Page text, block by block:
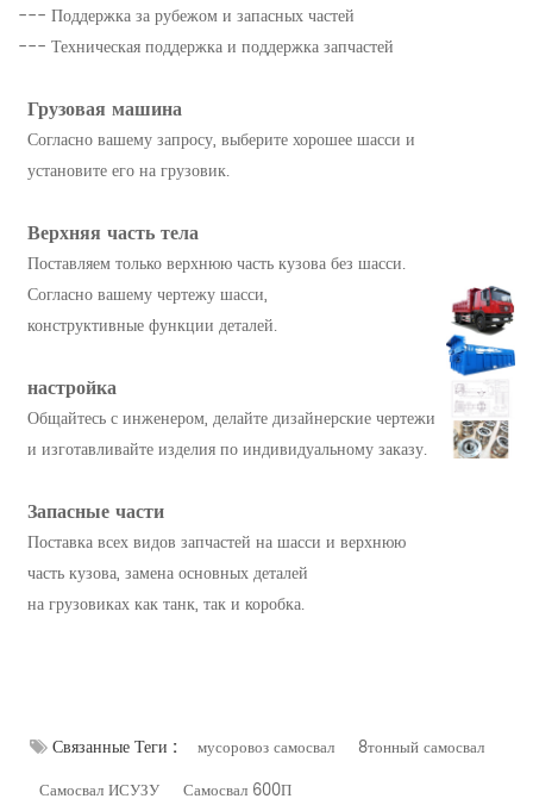
--- Поддержка за рубежом и запасных частей
--- Техническая поддержка и поддержка запчастей
Грузовая машина
Согласно вашему запросу, выберите хорошее шасси и
установите его на грузовик.
Верхняя часть тела
Поставляем только верхнюю часть кузова без шасси.
Согласно вашему чертежу шасси,
конструктивные функции деталей.
настройка
Общайтесь с инженером, делайте дизайнерские чертежи
и изготавливайте изделия по индивидуальному заказу.
Запасные части
Поставка всех видов запчастей на шасси и верхнюю
часть кузова, замена основных деталей
на грузовиках как танк, так и коробка.
Связанные Теги : мусоровоз самосвал
8тонный самосвал
Самосвал ИСУЗУ
Самосвал 600П